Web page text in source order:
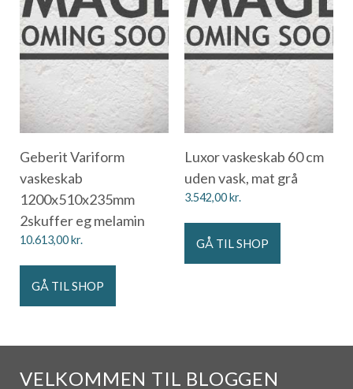
Geberit Variform
vaskeskab
1200x510x235mm
2skuffer eg melamin
10.613,00kr.
GÅ TIL SHOP
Luxor vaskeskab 60 cm
uden vask, mat grå
3.542,00kr.
GÅ TIL SHOP
VELKOMMEN TIL BLOGGEN